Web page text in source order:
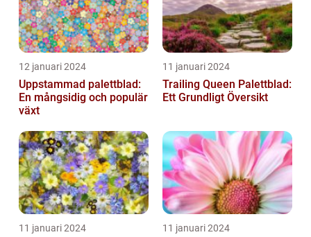
12 januari 2024
Uppstammad palettblad:
En mångsidig och populär
växt
11 januari 2024
Trailing Queen Palettblad:
Ett Grundligt Översikt
11 januari 2024 11 januari 2024